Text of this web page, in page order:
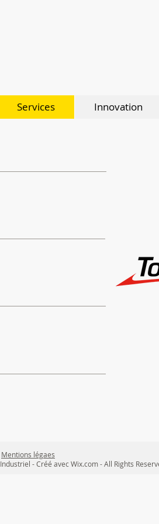
Services Innovation
Mentions légaes
- Créé avec Wix.com - All Rights